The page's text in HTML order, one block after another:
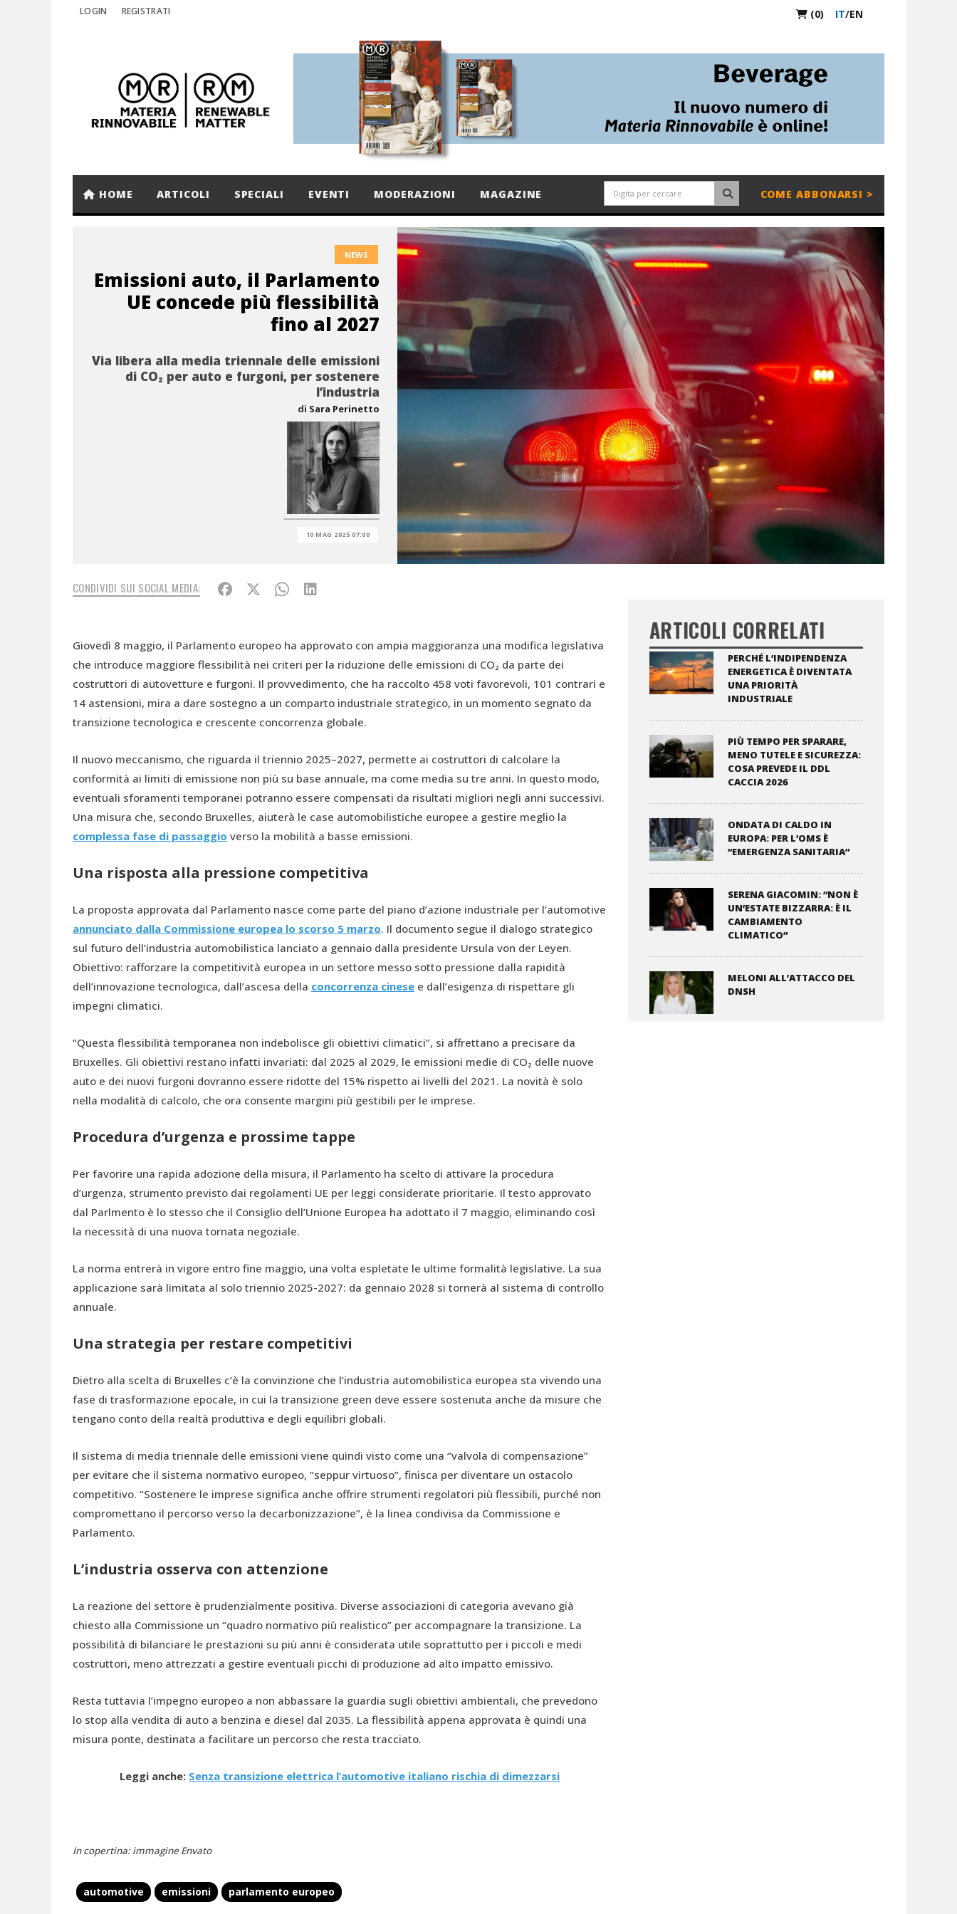
LOGIN REGISTRATI (0) IT/EN
HOME ARTICOLI SPECIALI EVENTI MODERAZIONI MAGAZINE COME ABBONARSI >
NEWS
Emissioni auto, il Parlamento
UE concede più flessibilità
fino al 2027
Via libera alla media triennale delle emissioni
di CO₂ per auto e furgoni, per sostenere
l’industria
di Sara Perinetto
10 MAG 2025 07:00
CONDIVIDI SUI SOCIAL MEDIA:
Giovedì 8 maggio, il Parlamento europeo ha approvato con ampia maggioranza una modifica legislativa
che introduce maggiore flessibilità nei criteri per la riduzione delle emissioni di CO₂ da parte dei
costruttori di autovetture e furgoni. Il provvedimento, che ha raccolto 458 voti favorevoli, 101 contrari e
14 astensioni, mira a dare sostegno a un comparto industriale strategico, in un momento segnato da
transizione tecnologica e crescente concorrenza globale.
Il nuovo meccanismo, che riguarda il triennio 2025–2027, permette ai costruttori di calcolare la
conformità ai limiti di emissione non più su base annuale, ma come media su tre anni. In questo modo,
eventuali sforamenti temporanei potranno essere compensati da risultati migliori negli anni successivi.
Una misura che, secondo Bruxelles, aiuterà le case automobilistiche europee a gestire meglio la
complessa fase di passaggio verso la mobilità a basse emissioni.
Una risposta alla pressione competitiva
La proposta approvata dal Parlamento nasce come parte del piano d’azione industriale per l’automotive
annunciato dalla Commissione europea lo scorso 5 marzo. Il documento segue il dialogo strategico
sul futuro dell’industria automobilistica lanciato a gennaio dalla presidente Ursula von der Leyen.
Obiettivo: rafforzare la competitività europea in un settore messo sotto pressione dalla rapidità
dell’innovazione tecnologica, dall’ascesa della concorrenza cinese e dall’esigenza di rispettare gli
impegni climatici.
“Questa flessibilità temporanea non indebolisce gli obiettivi climatici”, si affrettano a precisare da
Bruxelles. Gli obiettivi restano infatti invariati: dal 2025 al 2029, le emissioni medie di CO₂ delle nuove
auto e dei nuovi furgoni dovranno essere ridotte del 15% rispetto ai livelli del 2021. La novità è solo
nella modalità di calcolo, che ora consente margini più gestibili per le imprese.
Procedura d’urgenza e prossime tappe
Per favorire una rapida adozione della misura, il Parlamento ha scelto di attivare la procedura
d’urgenza, strumento previsto dai regolamenti UE per leggi considerate prioritarie. Il testo approvato
dal Parlmento è lo stesso che il Consiglio dell’Unione Europea ha adottato il 7 maggio, eliminando così
la necessità di una nuova tornata negoziale.
La norma entrerà in vigore entro fine maggio, una volta espletate le ultime formalità legislative. La sua
applicazione sarà limitata al solo triennio 2025-2027: da gennaio 2028 si tornerà al sistema di controllo
annuale.
Una strategia per restare competitivi
Dietro alla scelta di Bruxelles c’è la convinzione che l’industria automobilistica europea sta vivendo una
fase di trasformazione epocale, in cui la transizione green deve essere sostenuta anche da misure che
tengano conto della realtà produttiva e degli equilibri globali.
Il sistema di media triennale delle emissioni viene quindi visto come una “valvola di compensazione”
per evitare che il sistema normativo europeo, “seppur virtuoso”, finisca per diventare un ostacolo
competitivo. “Sostenere le imprese significa anche offrire strumenti regolatori più flessibili, purché non
compromettano il percorso verso la decarbonizzazione”, è la linea condivisa da Commissione e
Parlamento.
L’industria osserva con attenzione
La reazione del settore è prudenzialmente positiva. Diverse associazioni di categoria avevano già
chiesto alla Commissione un “quadro normativo più realistico” per accompagnare la transizione. La
possibilità di bilanciare le prestazioni su più anni è considerata utile soprattutto per i piccoli e medi
costruttori, meno attrezzati a gestire eventuali picchi di produzione ad alto impatto emissivo.
Resta tuttavia l’impegno europeo a non abbassare la guardia sugli obiettivi ambientali, che prevedono
lo stop alla vendita di auto a benzina e diesel dal 2035. La flessibilità appena approvata è quindi una
misura ponte, destinata a facilitare un percorso che resta tracciato.
Leggi anche: Senza transizione elettrica l’automotive italiano rischia di dimezzarsi
In copertina: immagine Envato
automotive emissioni parlamento europeo
ARTICOLI CORRELATI
PERCHÉ L’INDIPENDENZA
ENERGETICA È DIVENTATA
UNA PRIORITÀ
INDUSTRIALE
PIÙ TEMPO PER SPARARE,
MENO TUTELE E SICUREZZA:
COSA PREVEDE IL DDL
CACCIA 2026
ONDATA DI CALDO IN
EUROPA: PER L’OMS È
“EMERGENZA SANITARIA”
SERENA GIACOMIN: “NON È
UN’ESTATE BIZZARRA: È IL
CAMBIAMENTO
CLIMATICO”
MELONI ALL’ATTACCO DEL
DNSH